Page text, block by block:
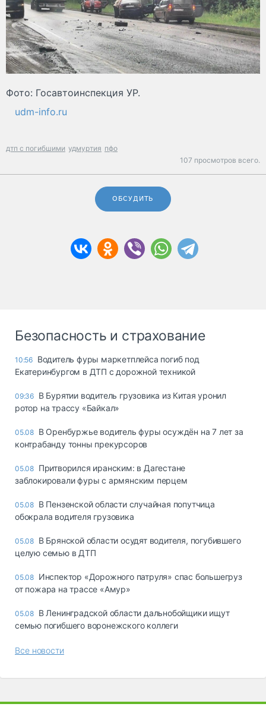
Фото: Госавтоинспекция УР.
udm-info.ru
дтп с погибшими удмуртия пфо
107 просмотров всего.
ОБСУДИТЬ
Безопасность и страхование
10:56 Водитель фуры маркетплейса погиб под
Екатеринбургом в ДТП с дорожной техникой
09:36 В Бурятии водитель грузовика из Китая уронил
ротор на трассу «Байкал»
05.08 В Оренбуржье водитель фуры осуждён на 7 лет за
контрабанду тонны прекурсоров
05.08 Притворился иранским: в Дагестане
заблокировали фуры с армянским перцем
05.08 В Пензенской области случайная попутчица
обокрала водителя грузовика
05.08 В Брянской области осудят водителя, погубившего
целую семью в ДТП
05.08 Инспектор «Дорожного патруля» спас большегруз
от пожара на трассе «Амур»
05.08 В Ленинградской области дальнобойщики ищут
семью погибшего воронежского коллеги
Все новости